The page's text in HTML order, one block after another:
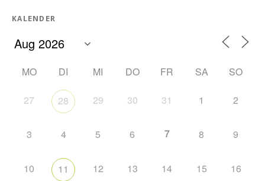
KALENDER
MO DI MI DO FR SA SO
27 28 29 30 31 1 2
3 4 5 6 7 8 9
10 11 12 13 14 15 16